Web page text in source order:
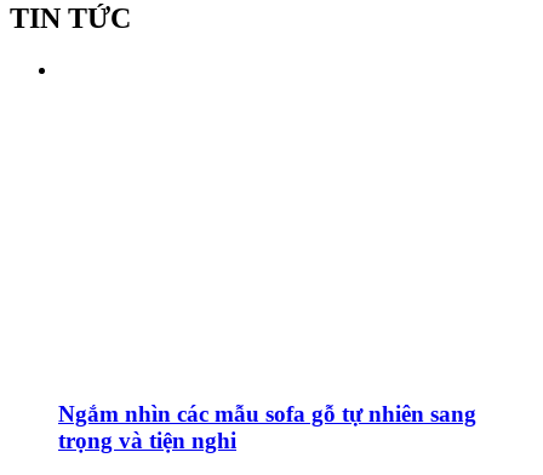
TIN TỨC
Ngắm nhìn các mẫu sofa gỗ tự nhiên sang
trọng và tiện nghi